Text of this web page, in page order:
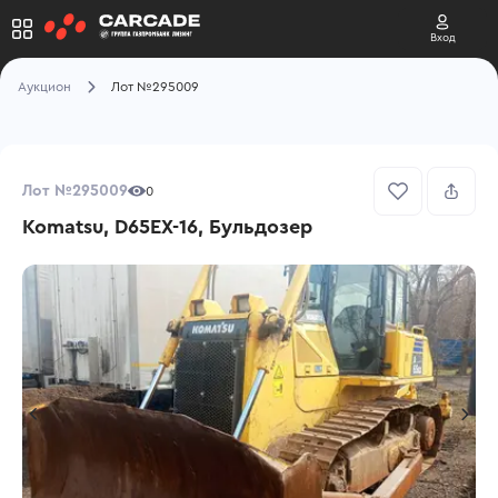
Вход
Аукцион Лот №295009
Лот №295009 0
Komatsu, D65EX-16, Бульдозер